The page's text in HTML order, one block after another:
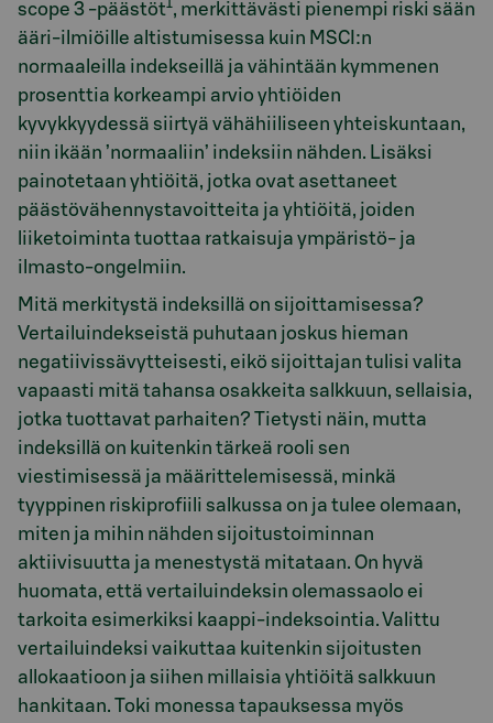
scope 3 -päästöt , merkittävästi pienempi riski sään
ääri-ilmiöille altistumisessa kuin MSCI:n
normaaleilla indekseillä ja vähintään kymmenen
prosenttia korkeampi arvio yhtiöiden
kyvykkyydessä siirtyä vähähiiliseen yhteiskuntaan,
niin ikään ’normaaliin’ indeksiin nähden. Lisäksi
painotetaan yhtiöitä, jotka ovat asettaneet
päästövähennystavoitteita ja yhtiöitä, joiden
liiketoiminta tuottaa ratkaisuja ympäristö- ja
ilmasto-ongelmiin.
Mitä merkitystä indeksillä on sijoittamisessa?
Vertailuindekseistä puhutaan joskus hieman
negatiivissävytteisesti, eikö sijoittajan tulisi valita
vapaasti mitä tahansa osakkeita salkkuun, sellaisia,
jotka tuottavat parhaiten? Tietysti näin, mutta
indeksillä on kuitenkin tärkeä rooli sen
viestimisessä ja määrittelemisessä, minkä
tyyppinen riskiprofiili salkussa on ja tulee olemaan,
miten ja mihin nähden sijoitustoiminnan
aktiivisuutta ja menestystä mitataan. On hyvä
huomata, että vertailuindeksin olemassaolo ei
tarkoita esimerkiksi kaappi-indeksointia. Valittu
vertailuindeksi vaikuttaa kuitenkin sijoitusten
allokaatioon ja siihen millaisia yhtiöitä salkkuun
hankitaan. Toki monessa tapauksessa myös